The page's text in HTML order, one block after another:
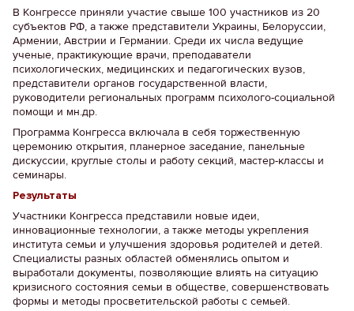
В Конгрессе приняли участие свыше 100 участников из 20
субъектов РФ, а также представители Украины, Белоруссии,
Армении, Австрии и Германии. Среди их числа ведущие
ученые, практикующие врачи, преподаватели
психологических, медицинских и педагогических вузов,
представители органов государственной власти,
руководители региональных программ психолого-социальной
помощи и мн.др.
Программа Конгресса включала в себя торжественную
церемонию открытия, планерное заседание, панельные
дискуссии, круглые столы и работу секций, мастер-классы и
семинары.
Результаты
Участники Конгресса представили новые идеи,
инновационные технологии, а также методы укрепления
института семьи и улучшения здоровья родителей и детей.
Специалисты разных областей обменялись опытом и
выработали документы, позволяющие влиять на ситуацию
кризисного состояния семьи в обществе, совершенствовать
формы и методы просветительской работы с семьей.